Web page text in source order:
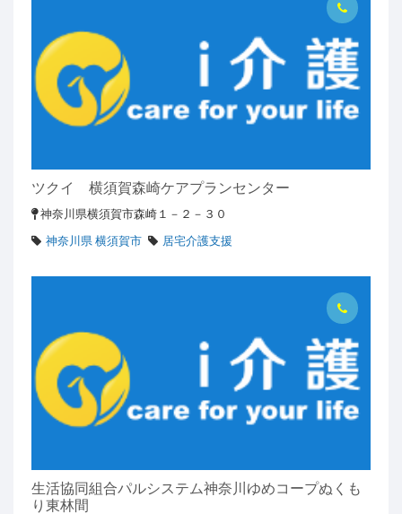
ツクイ 横須賀森崎ケアプランセンター
神奈川県横須賀市森崎１－２－３０
神奈川県 横須賀市
居宅介護支援
生活協同組合パルシステム神奈川ゆめコープぬくも
り東林間